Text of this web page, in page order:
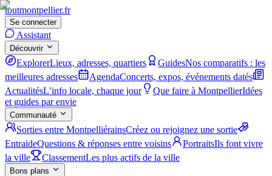
toutmontpellier.fr
Se connecter
Assistant
Découvrir
ExplorerLieux, adresses, quartiers GuidesNos comparatifs : les
meilleures adresses
AgendaConcerts, expos, événements datés
ActualitésL’info locale, chaque jour Que faire à MontpellierIdées
et guides par envie
Communauté
Sorties entre MontpelliérainsCréez ou rejoignez une sortie
EntraideQuestions & réponses entre voisins PortraitsIls font vivre
la ville
ClassementLes plus actifs de la ville
Bons plans